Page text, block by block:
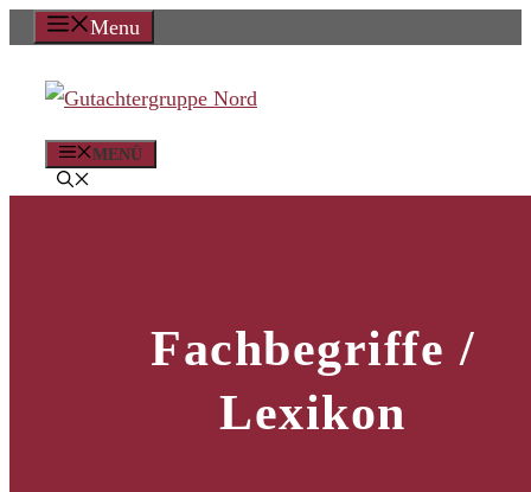
Zum
springen
Menu
MENÜ
Fachbegriffe /
Lexikon